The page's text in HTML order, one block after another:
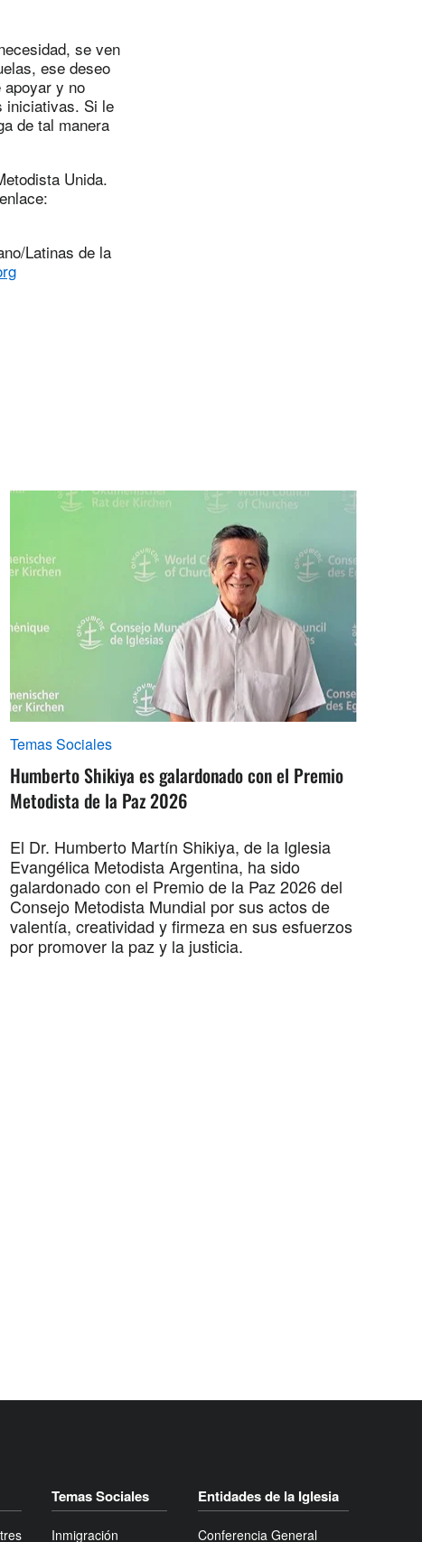
se ven
ese deseo
y no
iniciativas. Si le
de tal manera
Unida.
Latinas de la
Temas Sociales
Humberto Shikiya es galardonado con el Premio
Metodista de la Paz 2026
El Dr. Humberto Martín Shikiya, de la Iglesia
Evangélica Metodista Argentina, ha sido
galardonado con el Premio de la Paz 2026 del
Consejo Metodista Mundial por sus actos de
valentía, creatividad y firmeza en sus esfuerzos
por promover la paz y la justicia.
Temas Sociales
Inmigración
Entidades de la Iglesia
Conferencia General